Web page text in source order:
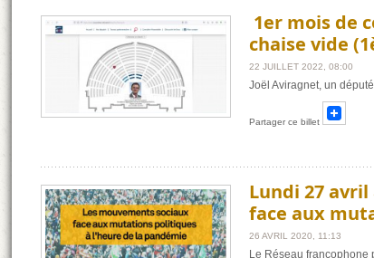
1er​ mois de
chaise vide
22 JUILLET 2022, 08:00
Joël Aviragnet, un
Partager ce billet
Lundi 27
face aux
26 AVRIL 2020, 11:13
Le Réseau francophone